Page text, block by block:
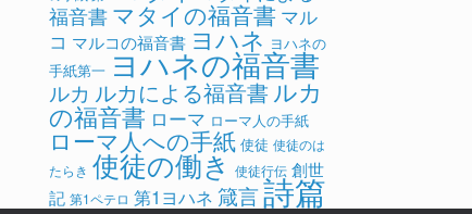
福音書 マタイの福音書 マル
コ マルコの福音書 ヨハネ ヨハネの
手紙第一 ヨハネの福音書
ルカ ルカによる福音書ルカ
の福音書 ローマ ローマ人の手紙
ローマ人への手紙 使徒 使徒のは
たらき 使徒の働き 使徒行伝 創世
記 第1ペテロ 第1ヨハネ 箴言詩篇